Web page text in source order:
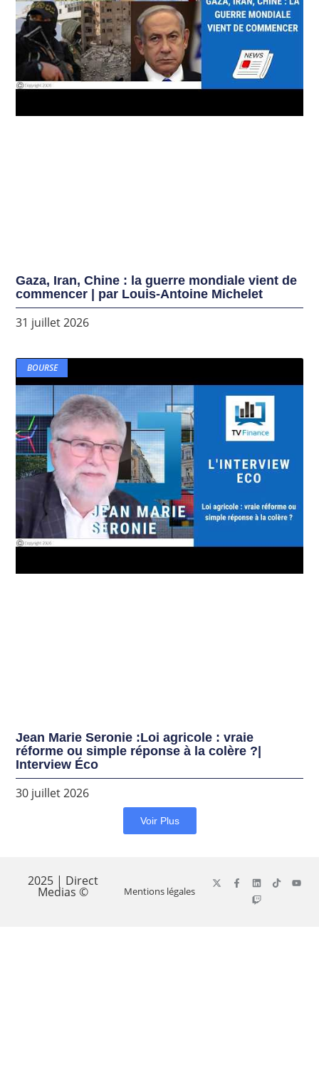
Gaza, Iran, Chine : la guerre mondiale vient de
commencer | par Louis-Antoine Michelet
31 juillet 2026
BOURSE
Jean Marie Seronie :Loi agricole : vraie
réforme ou simple réponse à la colère ?|
Interview Éco
30 juillet 2026
Voir Plus
2025 | Direct
Medias © Mentions légales